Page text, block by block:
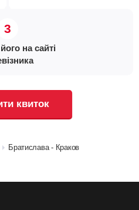
на сайті
квиток
Братислава - Краков